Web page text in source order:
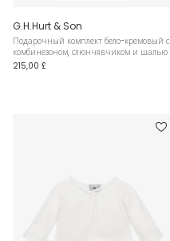
G.H.Hurt & Son
Подарочный комплект бело-кремовый с
комбинезоном, слюнчявчиком и шалью
215,00 £